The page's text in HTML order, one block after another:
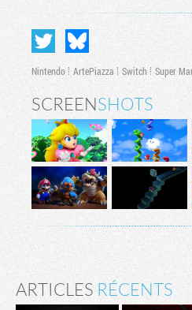
Nintendo ArtePiazza Switch Super
SCREENSHOTS
ARTICLES RÉCENTS